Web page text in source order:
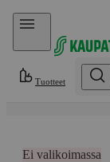
Hyppää sisältöön
Tuotteet
Ei valikoimassa